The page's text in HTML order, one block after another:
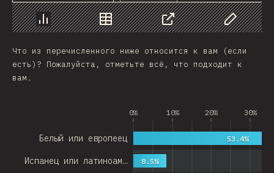
График Данные Поделиться Изменить
Что из перечисленного ниже относится к вам (если
есть)? Пожалуйста, отметьте всё, что подходит к
вам.
0% 10% 20% 30%
Испанец или латиноам…
Белый или европеец
8.5%
53.4%